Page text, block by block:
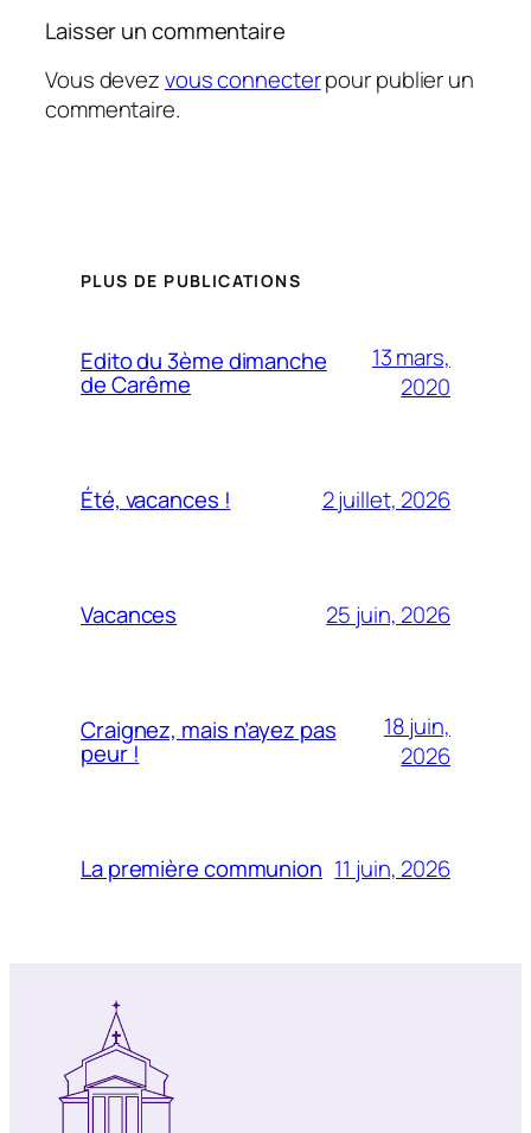
Laisser un commentaire
Vous devezvous connecterpour publier un
commentaire.
PLUS DE PUBLICATIONS
Edito du 3ème dimanche
de Carême
13 mars,
2020
Été, vacances ! 2 juillet, 2026
Vacances 25 juin, 2026
Craignez, mais n’ayez pas
peur !
18 juin,
2026
La première communion 11 juin, 2026